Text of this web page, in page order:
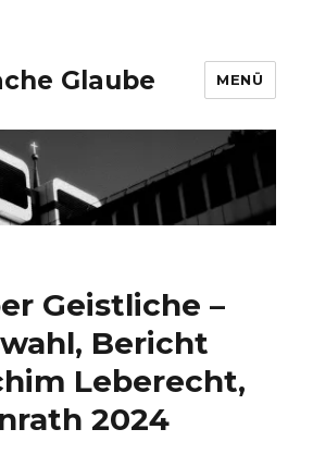
Glaube MENÜ
Geistliche –
Bericht
Leberecht,
2024